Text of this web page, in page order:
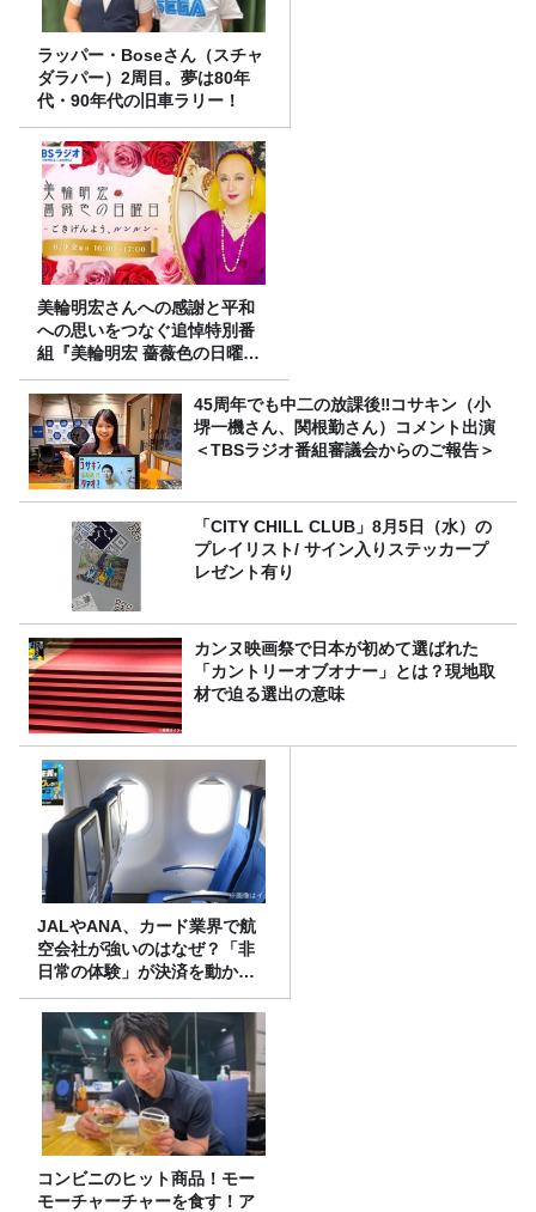
ラッパー・Boseさん（スチャ
ダラパー）2周目。夢は80年
代・90年代の旧車ラリー！
美輪明宏さんへの感謝と平和
への思いをつなぐ追悼特別番
組『美輪明宏 薔薇色の日曜日
～ごきげんよう、ルンルン
～』8/9（日）16時放送45周年でも中二の放課後‼コサキン（小
堺一機さん、関根勤さん）コメント出演
＜TBSラジオ番組審議会からのご報告＞
「CITY CHILL CLUB」8月5日（水）の
プレイリスト/ サイン入りステッカープ
レゼント有り
カンヌ映画祭で日本が初めて選ばれた
「カントリーオブオナー」とは？現地取
材で迫る選出の意味
JALやANA、カード業界で航
空会社が強いのはなぜ？「非
日常の体験」が決済を動かす
理由
コンビニのヒット商品！モー
モーチャーチャーを食す！ア